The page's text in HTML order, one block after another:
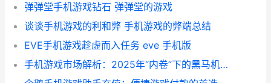
弹弹堂手机游戏钻石 弹弹堂的游戏
谈谈手机游戏的利和弊 手机游戏的弊端总结
EVE手机游戏趁虚而入任务 eve 手机版
手机游戏市场解析：2025年“内卷”下的黑马机会和冷门真相 手机游戏政策